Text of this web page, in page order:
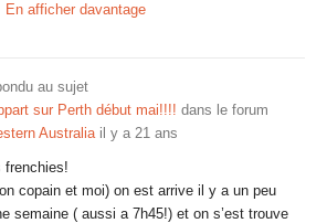
En afficher davantage
au sujet
sur Perth début mai!!!! dans le forum
Australia il y a 21 ans
frenchies!
copain et moi) on est arrive il y a un peu
semaine ( aussi a 7h45!) et on s’est trouve